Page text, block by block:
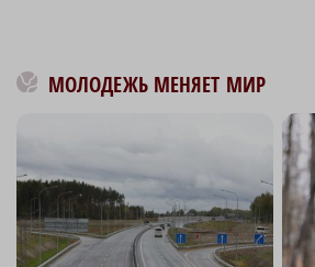
МОЛОДЕЖЬ МЕНЯЕТ МИР